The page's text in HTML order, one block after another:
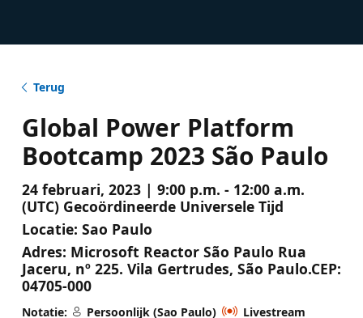
Terug
Global Power Platform
Bootcamp 2023 São Paulo
24 februari, 2023 | 9:00 p.m. - 12:00 a.m.
(UTC) Gecoördineerde Universele Tijd
Locatie: Sao Paulo
Adres: Microsoft Reactor São Paulo Rua
Jaceru, nº 225. Vila Gertrudes, São Paulo.CEP:
04705-000
Notatie: Persoonlijk (Sao Paulo)
Livestream